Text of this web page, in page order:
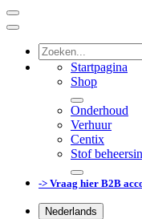
Startpagina
Shop
Onderhoud
Verhuur
Centix
Stof
-> Vraag hier B2B
Nederlands